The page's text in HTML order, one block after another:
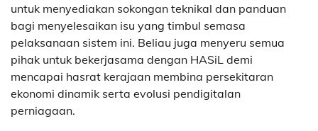
untuk menyediakan sokongan teknikal dan panduan
bagi menyelesaikan isu yang timbul semasa
pelaksanaan sistem ini. Beliau juga menyeru semua
pihak untuk bekerjasama dengan HASiL demi
mencapai hasrat kerajaan membina persekitaran
ekonomi dinamik serta evolusi pendigitalan
perniagaan.